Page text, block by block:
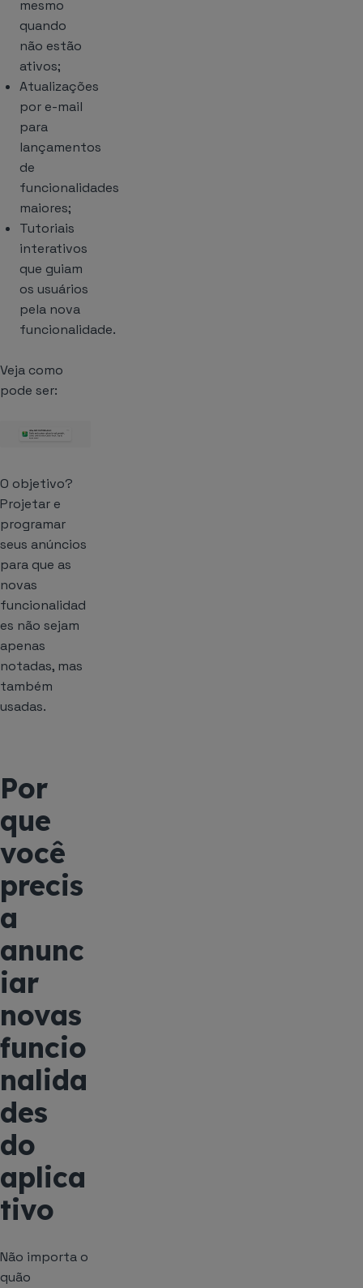
mesmo
quando
não estão
ativos;
Atualizações
por e-mail
para
lançamentos
de
funcionalidades
maiores;
Tutoriais
interativos
que guiam
os usuários
pela nova
funcionalidade.
Veja como
pode ser:
O objetivo?
Projetar e
programar
seus anúncios
para que as
novas
funcionalidad
es não sejam
apenas
notadas, mas
também
usadas.
Por
que
você
precis
a
anunc
iar
novas
funcio
nalida
des
do
aplica
tivo
Não importa o
quão